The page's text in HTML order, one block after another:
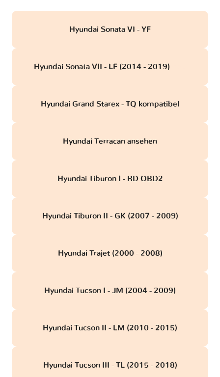
Hyundai Sonata VI - YF
Hyundai Sonata VII - LF (2014 - 2019)
Hyundai Grand Starex - TQ kompatibel
Hyundai Terracan ansehen
Hyundai Tiburon I - RD OBD2
Hyundai Tiburon II - GK (2007 - 2009)
Hyundai Trajet (2000 - 2008)
Hyundai Tucson I - JM (2004 - 2009)
Hyundai Tucson II - LM (2010 - 2015)
Hyundai Tucson III - TL (2015 - 2018)